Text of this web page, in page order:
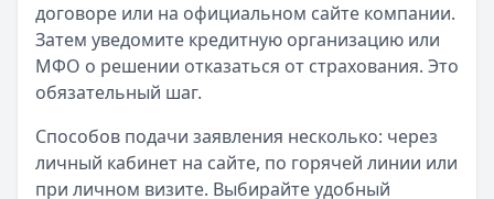
договоре или на официальном сайте компании.
Затем уведомите кредитную организацию или
МФО о решении отказаться от страхования. Это
обязательный шаг.
Способов подачи заявления несколько: через
личный кабинет на сайте, по горячей линии или
при личном визите. Выбирайте удобный